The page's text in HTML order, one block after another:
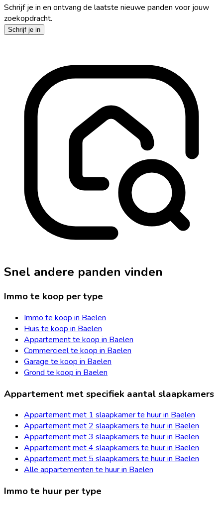
Schrijf je in en ontvang de laatste nieuwe panden voor jouw
zoekopdracht.
Schrijf je in
Snel andere panden vinden
Immo te koop per type
Immo te koop in Baelen
Huis te koop in Baelen
Appartement te koop in Baelen
Commercieel te koop in Baelen
Garage te koop in Baelen
Grond te koop in Baelen
Appartement met specifiek aantal slaapkamers
Appartement met 1 slaapkamer te huur in Baelen
Appartement met 2 slaapkamers te huur in Baelen
Appartement met 3 slaapkamers te huur in Baelen
Appartement met 4 slaapkamers te huur in Baelen
Appartement met 5 slaapkamers te huur in Baelen
Alle appartementen te huur in Baelen
Immo te huur per type